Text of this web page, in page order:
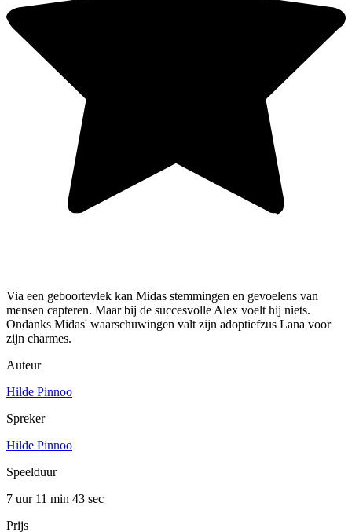
Via een geboortevlek kan Midas stemmingen en gevoelens van
mensen capteren. Maar bij de succesvolle Alex voelt hij niets.
Ondanks Midas' waarschuwingen valt zijn adoptiefzus Lana voor
zijn charmes.
Auteur
Hilde Pinnoo
Spreker
Hilde Pinnoo
Speelduur
7 uur 11 min 43 sec
Prijs